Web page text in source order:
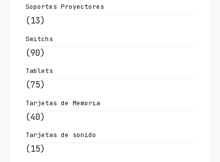
Soportes Proyectores
(13)
Switchs
(90)
Tablets
(75)
Tarjetas de Memoria
(40)
Tarjetas de sonido
(15)